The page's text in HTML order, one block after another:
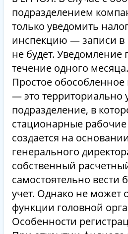
подразделением
только уведомить
инспекцию — записи
не будет. Уведомление
течение одного месяца.
Простое
— это территориально
подразделение, в
стационарные
создается на
генерального
собственный
самостоятельно вести
учет. Однако не может
функции головной
Особенности